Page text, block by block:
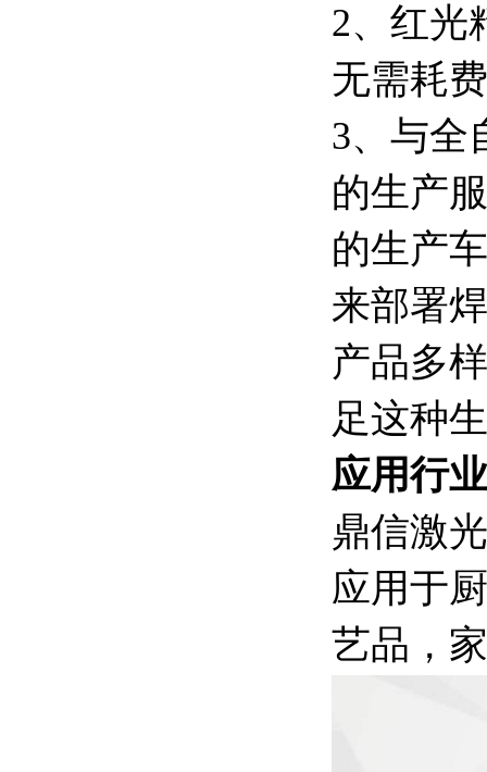
2、红光
无需耗
3、与全
的生产
的生产
来部署
产品多
足这种
应用行
鼎信激
应用于
艺品，